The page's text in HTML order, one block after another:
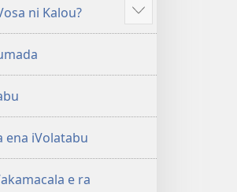
tabaki
Vakadewa
ni
Vou
ni Kalou?
Show
more
ena iVolatabu
e ra